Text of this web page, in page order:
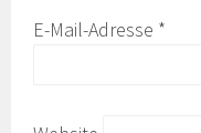
E-Mail-Adresse *